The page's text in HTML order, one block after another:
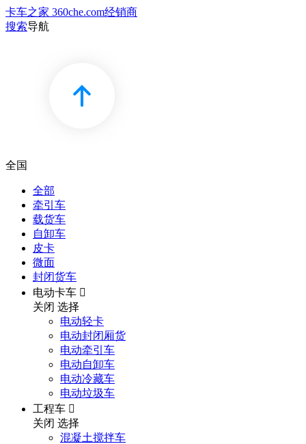
卡车之家 360che.com经销商
搜索导航
全国
全部
牵引车
载货车
自卸车
皮卡
微面
封闭货车
电动卡车 
关闭 选择
电动轻卡
电动封闭厢货
电动牵引车
电动自卸车
电动冷藏车
电动垃圾车
工程车 
关闭 选择
混凝土搅拌车